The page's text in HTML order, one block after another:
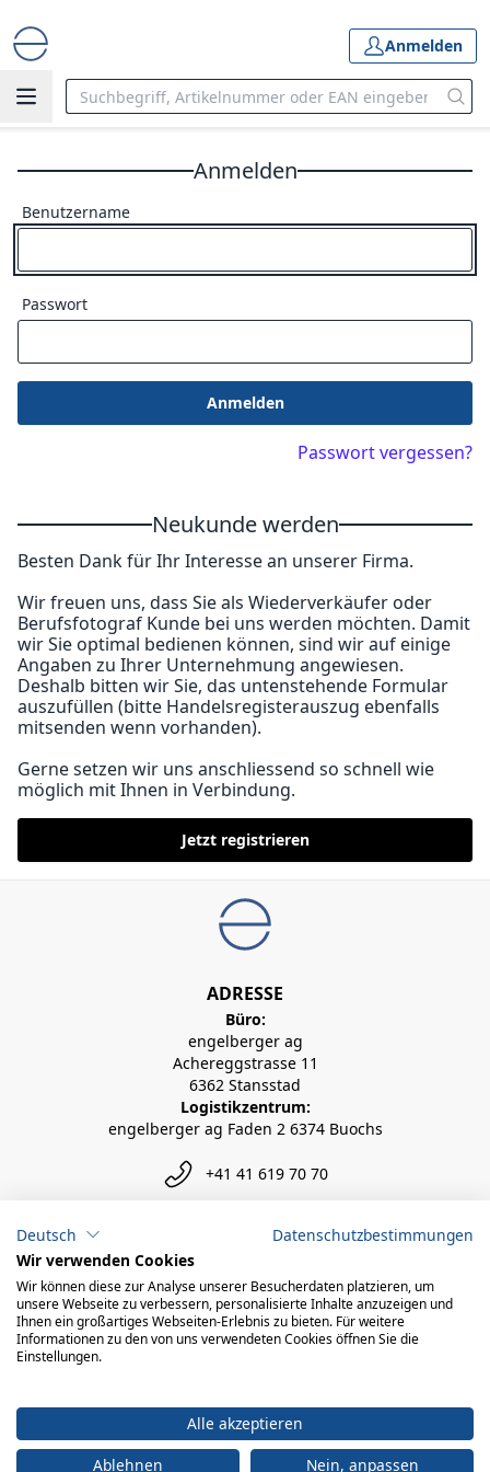
Anmelden
Anmelden
Benutzername
Passwort
Anmelden
Passwort vergessen?
Neukunde werden
Besten Dank für Ihr Interesse an unserer Firma.
Wir freuen uns, dass Sie als Wiederverkäufer oder
Berufsfotograf Kunde bei uns werden möchten. Damit
wir Sie optimal bedienen können, sind wir auf einige
Angaben zu Ihrer Unternehmung angewiesen.
Deshalb bitten wir Sie, das untenstehende Formular
auszufüllen (bitte Handelsregisterauszug ebenfalls
mitsenden wenn vorhanden).
Gerne setzen wir uns anschliessend so schnell wie
möglich mit Ihnen in Verbindung.
Jetzt registrieren
ADRESSE
Büro:
engelberger ag
Achereggstrasse 11
6362 Stansstad
Logistikzentrum:
engelberger ag Faden 2 6374 Buochs
+41 41 619 70 70
info@engelberger.ch
© 2026 engelberger ag
Deutsch
Datenschutzbestimmungen
Wir verwenden Cookies
Wir können diese zur Analyse unserer Besucherdaten platzieren, um
unsere Webseite zu verbessern, personalisierte Inhalte anzuzeigen und
Ihnen ein großartiges Webseiten-Erlebnis zu bieten. Für weitere
Informationen zu den von uns verwendeten Cookies öffnen Sie die
Einstellungen.
Alle akzeptieren
Ablehnen
Nein, anpassen